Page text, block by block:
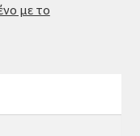
με το